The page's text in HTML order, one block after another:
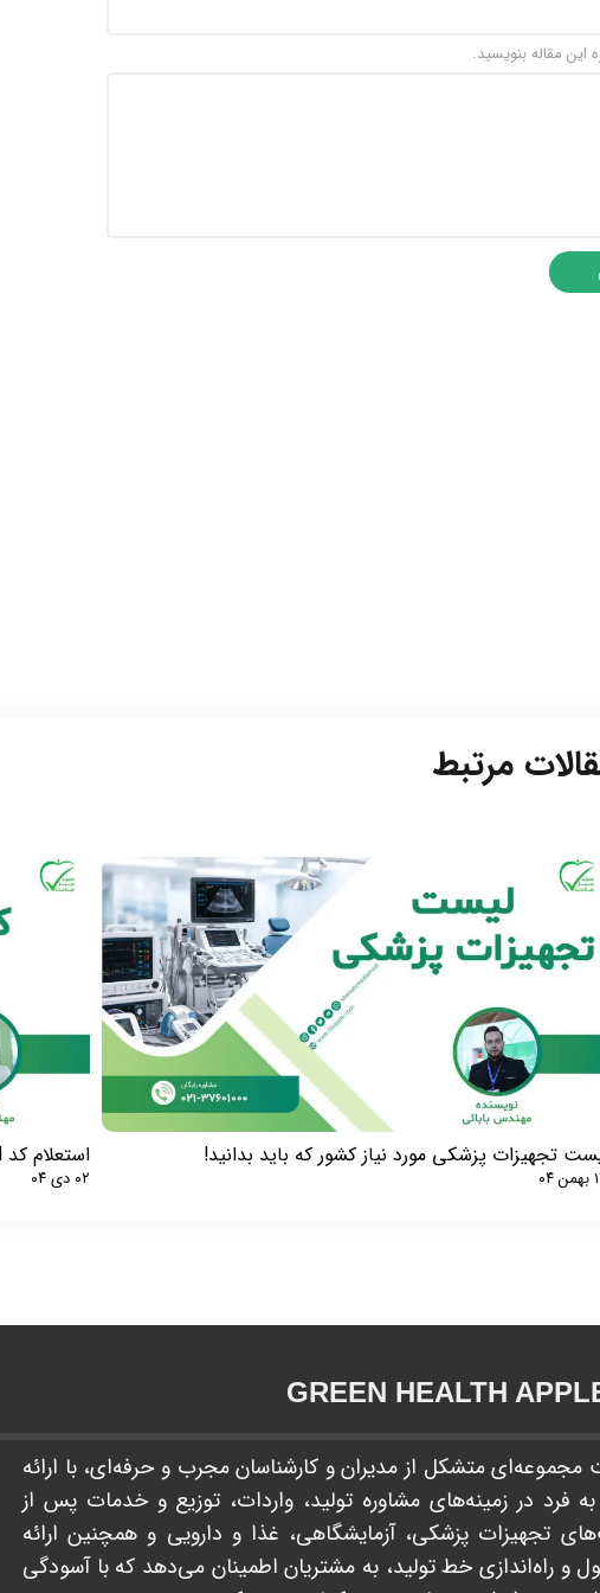
این مقاله بنویسید.
تجهیزات پزشکی مورد نیاز کشور که باید بدانید!
۰۴
استعلام کد GTIN
۰۲ دی ۰۴
مرتبط​​​​​​​
GREEN HEALTH
متشکل از مدیران و کارشناسان مجرب و حرفه‌ای، با ارائه
فرد در زمینه‌های مشاوره تولید، واردات، توزیع و خدمات پس از
تجهیزات پزشکی، آزمایشگاهی، غذا و دارویی و همچنین ارائه
راه‌اندازی خط تولید، به مشتریان اطمینان می‌دهد که با آسودگی